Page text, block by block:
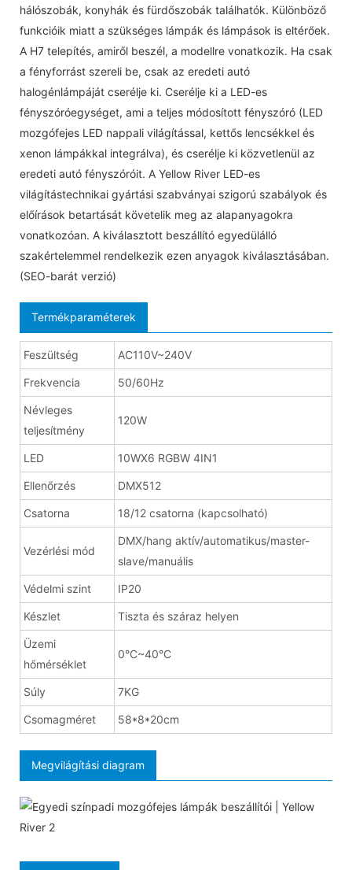
hálószobák, konyhák és fürdőszobák találhatók. Különböző
funkcióik miatt a szükséges lámpák és lámpások is eltérőek.
A H7 telepítés, amiről beszél, a modellre vonatkozik. Ha csak
a fényforrást szereli be, csak az eredeti autó
halogénlámpáját cserélje ki. Cserélje ki a LED-es
fényszóróegységet, ami a teljes módosított fényszóró (LED
mozgófejes LED nappali világítással, kettős lencsékkel és
xenon lámpákkal integrálva), és cserélje ki közvetlenül az
eredeti autó fényszóróit. A Yellow River LED-es
világítástechnikai gyártási szabványai szigorú szabályok és
előírások betartását követelik meg az alapanyagokra
vonatkozóan. A kiválasztott beszállító egyedülálló
szakértelemmel rendelkezik ezen anyagok kiválasztásában.
(SEO-barát verzió)
Termékparaméterek
Feszültség AC110V~240V
Frekvencia 50/60Hz
Névleges
teljesítmény
120W
LED 10WX6 RGBW 4IN1
Ellenőrzés DMX512
Csatorna 18/12 csatorna (kapcsolható)
Vezérlési mód
DMX/hang aktív/automatikus/master-
slave/manuális
Védelmi szint IP20
Készlet Tiszta és száraz helyen
Üzemi
hőmérséklet
0°C~40°C
Súly 7KG
Csomagméret 58*8*20cm
Megvilágítási diagram